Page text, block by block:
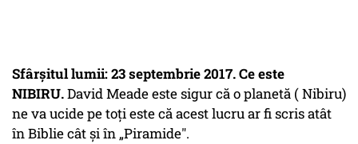
Sfârșitul lumii: 23 septembrie 2017. Ce este
NIBIRU.David Meade este sigur că o planetă ( Nibiru)
ne va ucide pe toţi este că acest lucru ar fi scris atât
în Biblie cât şi în „Piramide".